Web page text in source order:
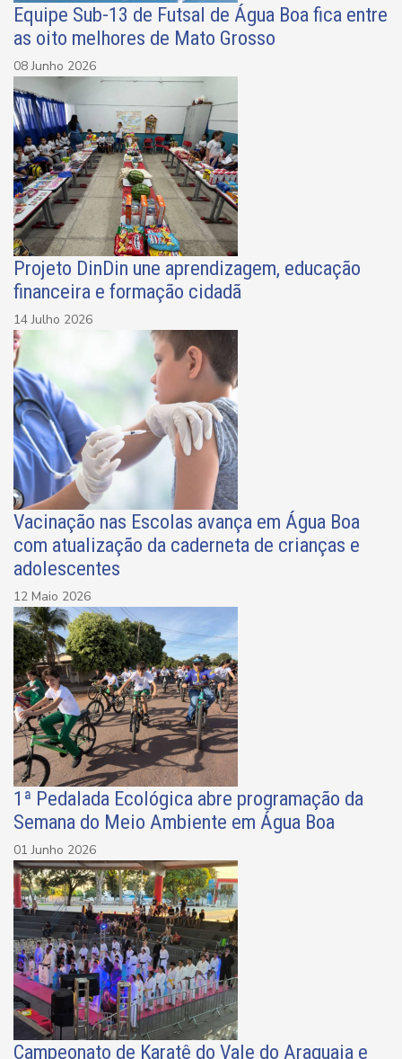
Equipe Sub-13 de Futsal de Água Boa fica entre
as oito melhores de Mato Grosso
08 Junho 2026
Projeto DinDin une aprendizagem, educação
financeira e formação cidadã
14 Julho 2026
Vacinação nas Escolas avança em Água Boa
com atualização da caderneta de crianças e
adolescentes
12 Maio 2026
1ª Pedalada Ecológica abre programação da
Semana do Meio Ambiente em Água Boa
01 Junho 2026
Campeonato de Karatê do Vale do Araguaia e